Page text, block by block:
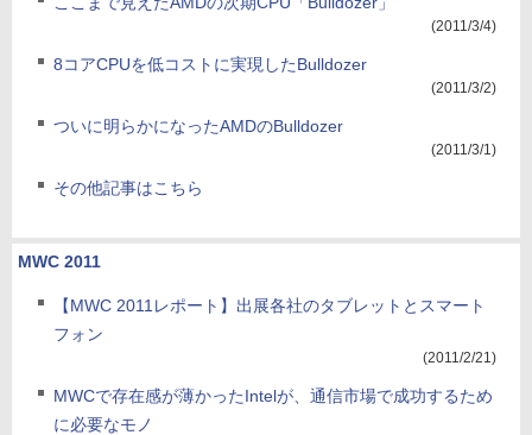
(2011/3/4)
8コアCPUを低コストに実現したBulldozer
(2011/3/2)
ついに明らかになったAMDのBulldozer
(2011/3/1)
その他記事はこちら
MWC 2011
【MWC 2011レポート】出展各社のタブレットとスマート
フォン
(2011/2/21)
MWCで存在感が薄かったIntelが、通信市場で成功するため
に必要なモノ